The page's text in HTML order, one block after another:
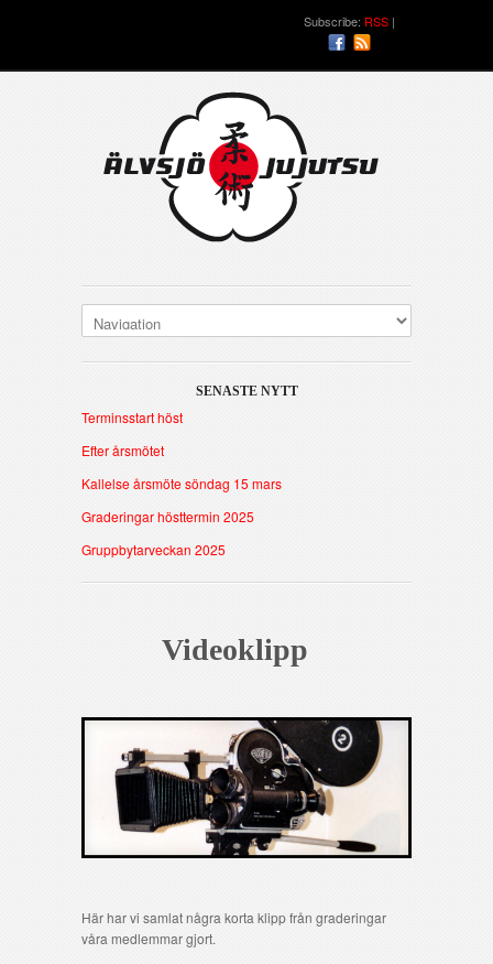
Subscribe: RSS
SENASTE NYTT
Terminsstart höst
Efter årsmötet
Kallelse årsmöte söndag 15 mars
Graderingar hösttermin 2025
Gruppbytarveckan 2025
Videoklipp
Här har vi samlat några korta klipp från graderingar
våra medlemmar gjort.